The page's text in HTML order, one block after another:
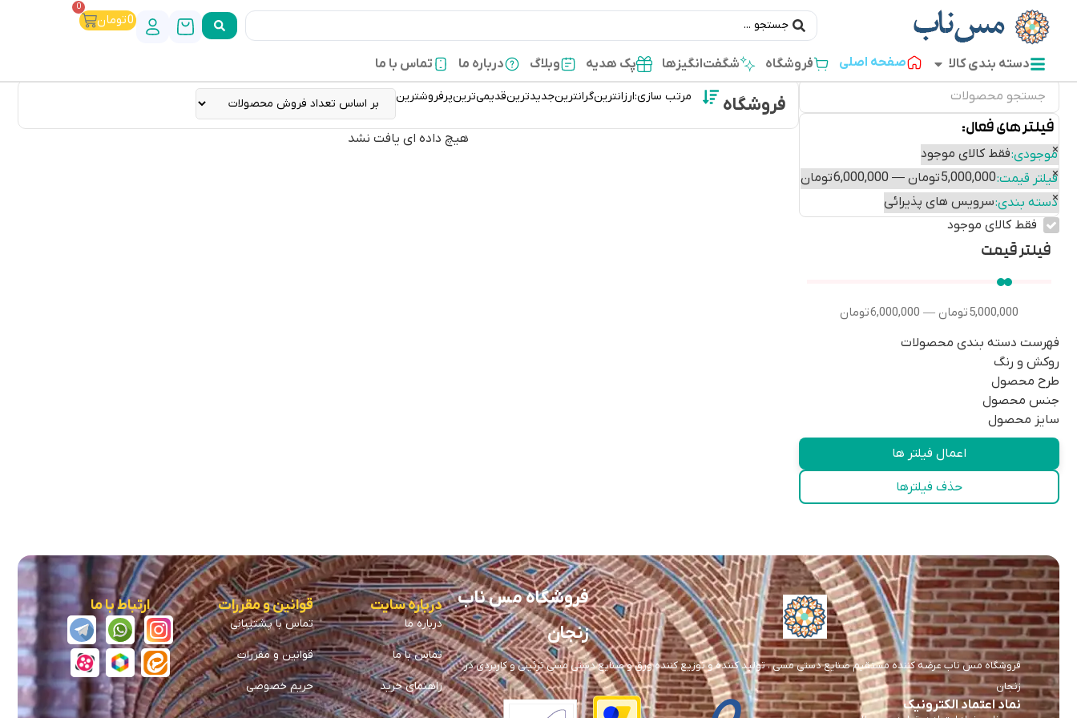
0تومان
0
دسته بندی کالا صفحه اصلی فروشگاه شگفت‌انگیزها پک هدیه وبلاگ درباره ما تماس با ما
فیلتر های فعال:
موجودی:فقط کالای موجود
×
فیلتر قیمت:5,000,000 تومان — 6,000,000 تومان
×
دسته بندی:سرویس های پذیرائی
×
فقط کالای موجود
فیلتر قیمت
5,000,000تومان —
6,000,000تومان
فهرست دسته بندی محصولات
روکش و رنگ
طرح محصول
جنس محصول
سایز محصول
اعمال فیلتر ها
حذف فیلترها
فروشگاه مرتب سازی:ارزانترینگرانترینجدیدترینقدیمی‌ترینپرفروشترین
هیچ داده ای یافت نشد
فروشگاه مس ناب
زنجان
فروشگاه مس ناب عرضه کننده مستقیم صنایع دستی مسی ، تولید کننده و توزیع کننده ورق و صنایع دستی مسی تزئینی و کاربردی در
زنجان
نماد اعتماد الکترونیک
درباره سایت
درباره ما
تماس با ما
راهنمای خرید
قوانین و مقررات
تماس با پشتیبانی
قوانین و مقررات
حریم خصوصی
ارتباط با ما